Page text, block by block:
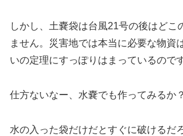
しかし、土嚢袋は台風21号の後はどこ
ません。災害地では本当に必要な物資
いの定理にすっぽりはまっているのです
仕方ないなー、水嚢でも作ってみるか？
水の入った袋だけだとすぐに破けるだ